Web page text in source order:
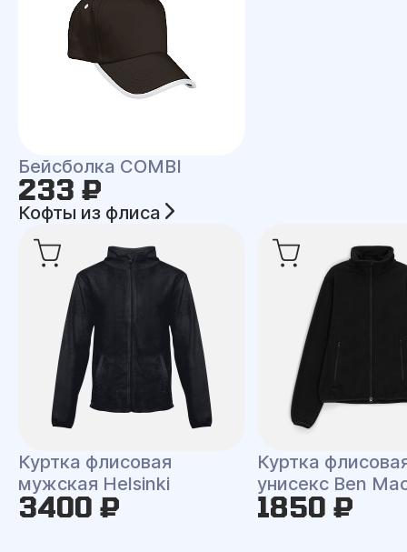
Бейсболка COMBI
233 ₽
Кофты из флиса
Куртка флисовая
мужская Helsinki
3400 ₽
Куртка
унисекс Ben
1850 ₽